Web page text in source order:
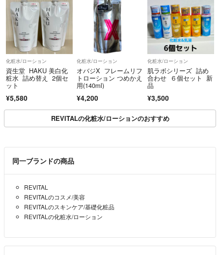
化粧水/ローション
資生堂 HAKU 美白化
粧水 詰め替え 2個セ
ット
¥5,580
化粧水/ローション
オバジX フレームリフ
トローション つめかえ
用(140ml)
¥4,200
化粧水/ローション
肌ラボシリーズ 詰め
合わせ ６個セット 新
品
¥3,500
REVITALの化粧水/ローションのおすすめ
同一ブランドの商品
REVITAL
REVITALのコスメ/美容
REVITALのスキンケア/基礎化粧品
REVITALの化粧水/ローション